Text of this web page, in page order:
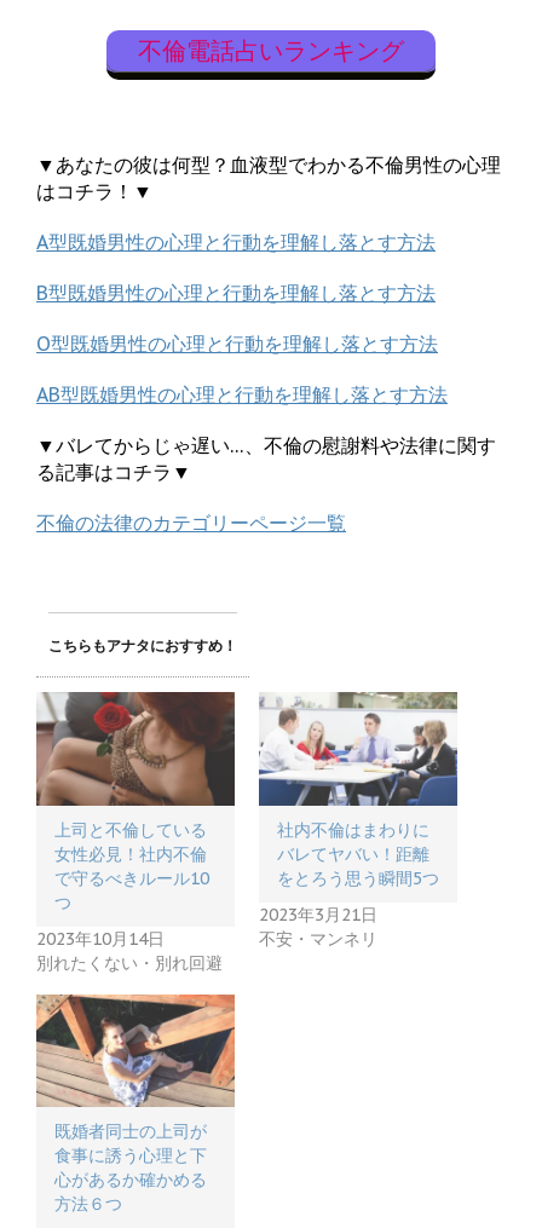
不倫電話占いランキング
▼あなたの彼は何型？血液型でわかる不倫男性の心理
はコチラ！▼
A型既婚男性の心理と行動を理解し落とす方法
B型既婚男性の心理と行動を理解し落とす方法
O型既婚男性の心理と行動を理解し落とす方法
AB型既婚男性の心理と行動を理解し落とす方法
▼バレてからじゃ遅い…、不倫の慰謝料や法律に関す
る記事はコチラ▼
不倫の法律のカテゴリーページ一覧
こちらもアナタにおすすめ！
上司と不倫している
女性必見！社内不倫
で守るべきルール10
つ
2023年10月14日
別れたくない・別れ回避
社内不倫はまわりに
バレてヤバい！距離
をとろう思う瞬間5つ
2023年3月21日
不安・マンネリ
既婚者同士の上司が
食事に誘う心理と下
心があるか確かめる
方法６つ